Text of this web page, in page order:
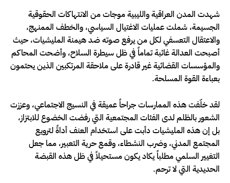
شهدت المدن العراقية والليبية موجات من الانتهاكات الحقوقية
الجسيمة، شملت عمليات الاغتيال السياسي، والخطف الممنهج،
والاعتقال التعسفي لكل من يرفع صوته ضد هيمنة المليشيات، حيث
أصبحت العدالة غائبة تماماً في ظل سيطرة السلاح، وأضحت المحاكم
والمؤسسات القضائية غير قادرة على ملاحقة المرتكبين الذين يحتمون
بعباءة القوة المسلحة.
لقد خلّفت هذه الممارسات جراحاً عميقة في النسيج الاجتماعي، وعززت
الشعور بالظلم لدى الفئات المجتمعية التي رفضت الخضوع للابتزاز،
بل إن هذه المليشيات دأبت على استخدام العنف أداةً لترويع
المجتمع المدني، وضرب النشطاء، وقمع حرية التعبير، مما جعل
التغيير السلمي مطلباً يكاد يكون مستحيلاً في ظل هذه القبضة
الحديدية التي لا ترحم.